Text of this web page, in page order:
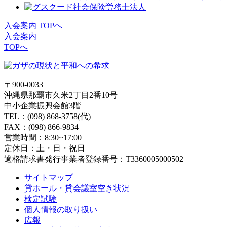
入会案内 TOPへ
入会案内
TOPへ
〒900-0033
沖縄県那覇市久米2丁目2番10号
中小企業振興会館3階
TEL：(098) 868-3758(代)
FAX：(098) 866-9834
営業時間：8:30~17:00
定休日：土・日・祝日
適格請求書発行事業者登録番号：T3360005000502
サイトマップ
貸ホール・貸会議室空き状況
検定試験
個人情報の取り扱い
広報